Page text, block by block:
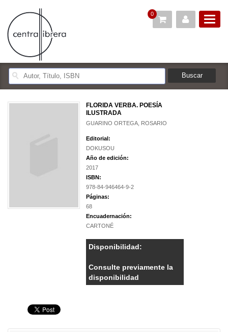
0
FLORIDA VERBA. POESÍA
ILUSTRADA
GUARINO ORTEGA, ROSARIO
Editorial:
DOKUSOU
Año de edición:
2017
ISBN:
978-84-946464-9-2
Páginas:
68
Encuadernación:
CARTONÉ
Disponibilidad:
Consulte previamente la
disponibilidad